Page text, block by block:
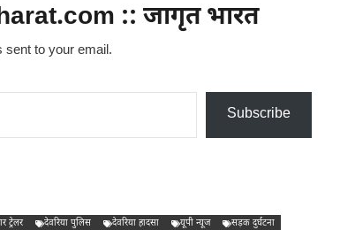
:: जागृत भारत
sent to your email.
Subscribe
ट्रेलर देवरिया पुलिस देवरिया हादसा यूपी न्यूज सड़क दुर्घटना